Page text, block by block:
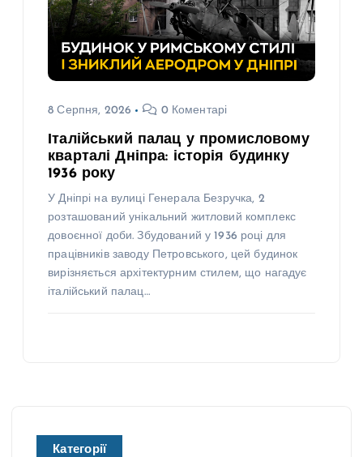
8 Серпня, 2026 0 Коментарі
Італійський палац у промисловому
кварталі Дніпра: історія будинку
1936 року
У Дніпрі на вулиці Генерала Безручка, 2
розташований унікальний житловий комплекс
довоєнної доби. Збудований у 1936 році для
працівників заводу Петровського, цей будинок
вирізняється архітектурним стилем, що нагадує
італійський палац…
Категорії